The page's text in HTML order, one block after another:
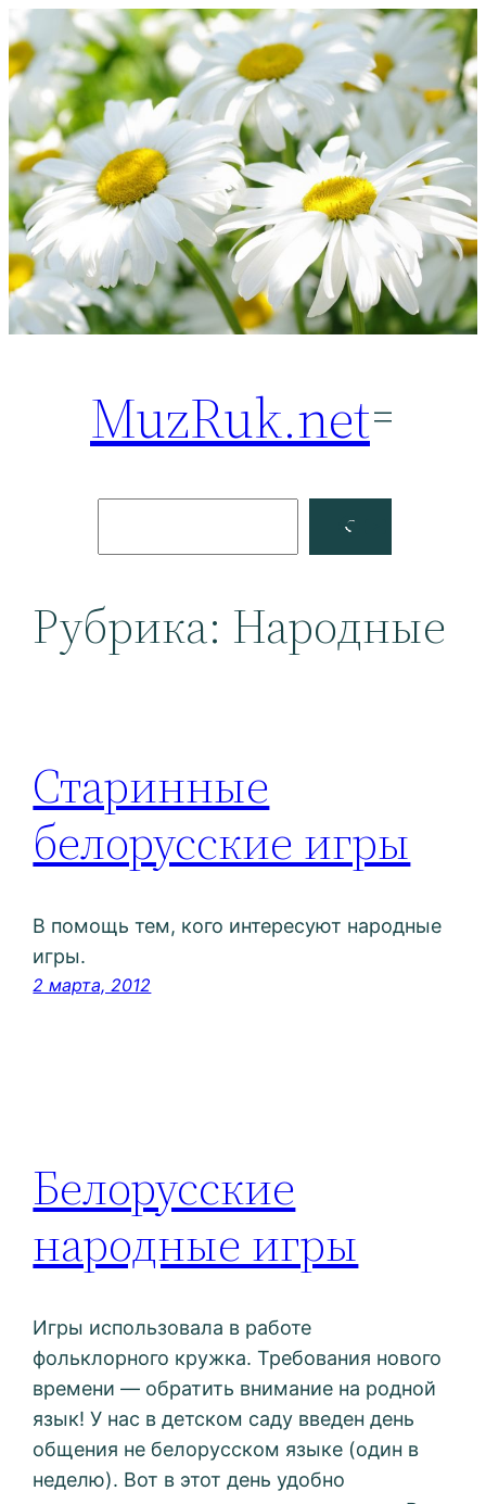
Перейти
к
содержимому
MuzRuk.net
Facebook
Рубрика: Народные
Старинные
белорусские игры
В помощь тем, кого интересуют народные
игры.
2 марта, 2012
Белорусские
народные игры
Игры использовала в работе
фольклорного кружка. Требования нового
времени — обратить внимание на родной
язык! У нас в детском саду введен день
общения не белорусском языке (один в
неделю). Вот в этот день удобно